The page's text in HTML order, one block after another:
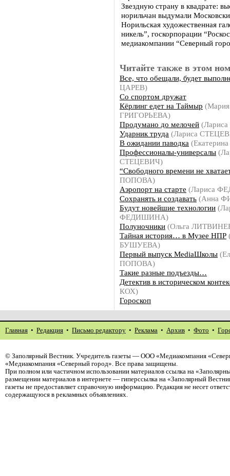
Звездную страну в квадрате:
норильчан выдумали
Норильская художественная
никель”, госкорпорации
медиакомпании “Северный
Читайте также в этом
Все, что обещали, будет
ЦАРЕВ)
Со спортом дружат
Кёрлинг едет на Таймыр (Мария
ГРИГОРЬЕВА)
Продумано до мелочей
Ударник труда (Лариса
В ожидании паводка
Профессионалы-универсалы
СТЕЦЕВИЧ)
“Свободного времени не
ПОПОВА)
Аэропорт на старте (Лариса
Сохранять и создавать (Анна
Будут новейшие технологии
ФЕДИШИНА)
Полуночники (Ольга
Тайная история… в Музее НПР
БУШУЕВА)
Первый выпуск MediaШколы
ПОПОВА)
Такие разные подъезды…
Детектив в историческом
КОХ)
Гороскоп
Главная • Редакция • Письмо редактору • Реклама • Архив • Фото •
© Заполярный Вестник. Учредитель газеты — ООО «Медиакомпания
«Медиакомпания «Северный город». Все права защищены.
При полном или частичном использовании материалов ссылка на
размещении материалов в интернете — гиперссылка на «Заполярный
газеты не предоставляет справочную информацию. Редакция не несет
содержащуюся в рекламных объявлениях.